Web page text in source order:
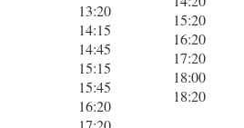
13:20
14:15
14:45
15:15
15:45
16:20
15:20
16:20
17:20
18:00
18:20